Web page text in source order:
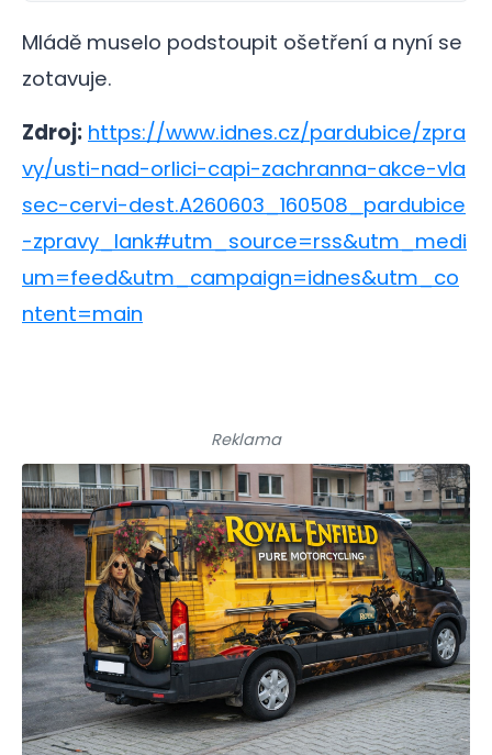
Mládě muselo podstoupit ošetření a nyní se
zotavuje.
Zdroj: https://www.idnes.cz/pardubice/zpra
vy/usti-nad-orlici-capi-zachranna-akce-vla
sec-cervi-dest.A260603_160508_pardubice
-zpravy_lank#utm_source=rss&utm_medi
um=feed&utm_campaign=idnes&utm_co
ntent=main
Reklama